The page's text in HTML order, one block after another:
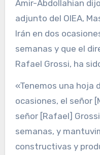
Amir-Abdollahian
adjunto del OIEA,
Irán en dos
semanas y que el
Rafael Grossi, ha
«Tenemos una hoja
ocasiones, el señor
señor [Rafael]
semanas, y
constructivas y